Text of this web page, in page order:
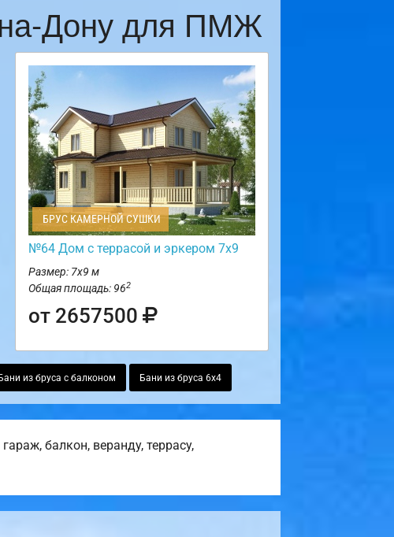
на-Дону для ПМЖ
БРУС КАМЕРНОЙ СУШКИ
№64 Дом с террасой и эркером 7х9
Размер: 7х9 м
Общая площадь: 962
от 2657500
из бруса с балконом Бани из бруса 6х4
балкон, веранду, террасу,